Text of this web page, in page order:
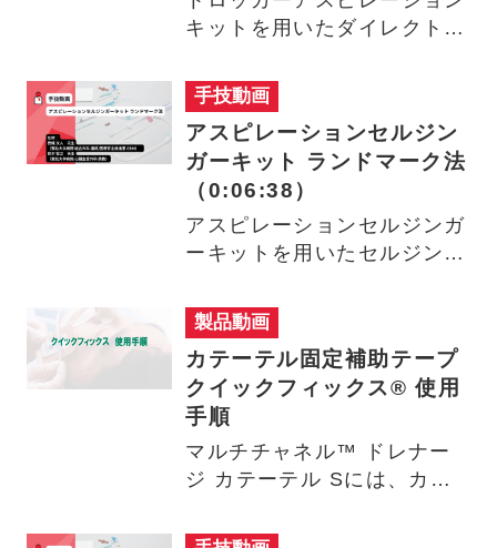
キットを用いたダイレクトパ
動…
手技動画
アスピレーションセルジン
ガーキット ランドマーク法
（0:06:38）
アスピレーションセルジンガ
ーキットを用いたセルジンガ
置…
製品動画
カテーテル固定補助テープ
クイックフィックス® 使用
手順
マルチチャネル™ ドレナー
ジ カテーテル Sには、カテ
ッ…